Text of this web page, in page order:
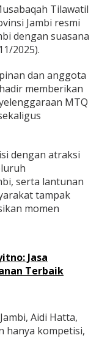
Tilawatil
Jambi resmi
dengan suasana
2025).
dan anggota
memberikan
MTQ
dengan atraksi
serta lantunan
tampak
momen
Jasa
Terbaik
Aidi Hatta,
hanya kompetisi,